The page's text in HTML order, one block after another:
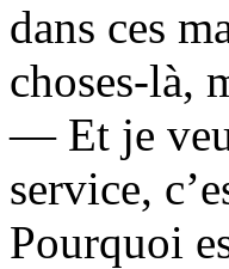
dans ces
choses-là,
— Et je
service,
Pourquoi